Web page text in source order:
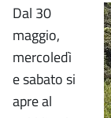
Dal 30
maggio,
mercoledì
e sabato si
apre al